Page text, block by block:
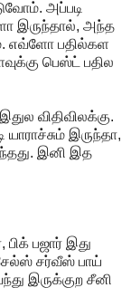
அப்படி
இருந்தால், அந்த
எவ்ளோ பதில்கள
பெஸ்ட் பதில
விதிவிலக்கு.
இருந்தா,
இனி இத
பிக் பஜார் இது
சர்வீஸ் பாய்
இருக்குற சீனி